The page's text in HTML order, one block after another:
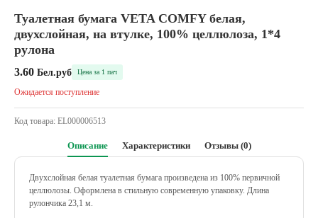
Туалетная бумага VETA COMFY белая,
двухслойная, на втулке, 100% целлюлоза, 1*4
рулона
3.60 Бел.руб Цена за 1 пач
Ожидается поступление
Код товара: EL000006513
Описание Характеристики Отзывы (0)
Двухслойная белая туалетная бумага произведена из 100% первичной
целлюлозы. Оформлена в стильную современную упаковку. Длина
рулончика 23,1 м.